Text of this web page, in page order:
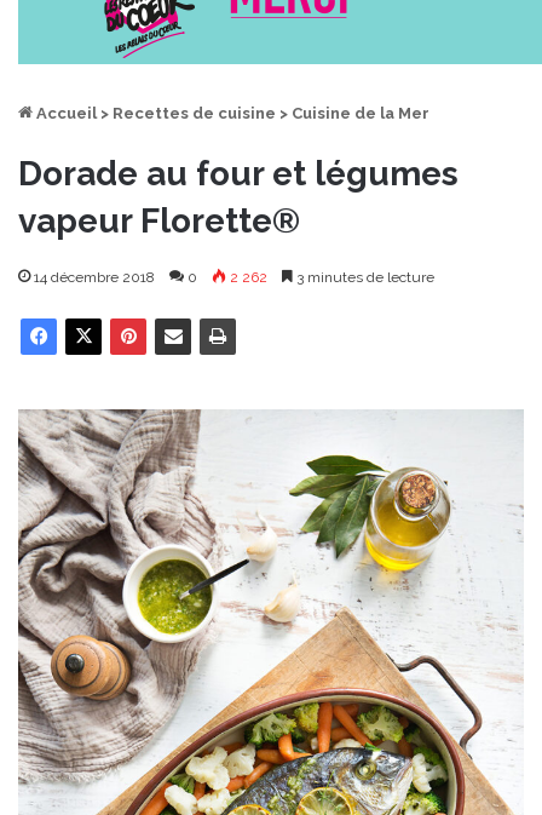
Accueil > Recettes de cuisine > Cuisine de la Mer
Dorade au four et légumes
vapeur Florette®
14 décembre 2018 0 2 262 3 minutes de lecture